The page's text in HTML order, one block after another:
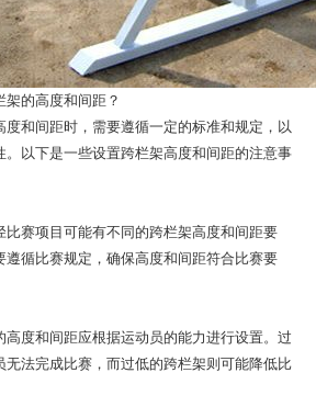
架的高度和间距？
和间距时，需要遵循一定的标准和规定，以
。以下是一些设置跨栏架高度和间距的注意事
比赛项目可能有不同的跨栏架高度和间距要
遵循比赛规定，确保高度和间距符合比赛要
度和间距应根据运动员的能力进行设置。过
无法完成比赛，而过低的跨栏架则可能降低比